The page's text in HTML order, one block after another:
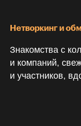
Нетворкинг и
Знакомства с
и компаний,
и участников,